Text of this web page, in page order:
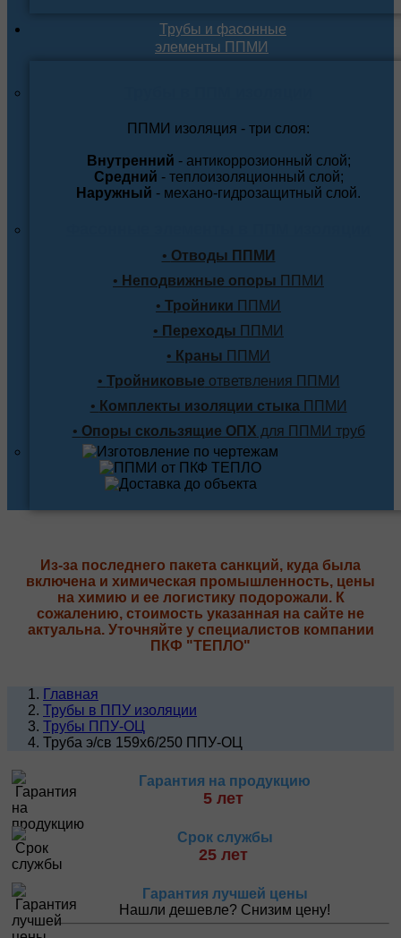
Трубы и фасонные
элементы ППМИ
ППМИ изоляция - три слоя:
Внутренний - антикоррозионный слой;
Средний - теплоизоляционный слой;
Наружный - механо-гидрозащитный слой.
• Отводы ППМИ
• Неподвижные опоры ППМИ
• Тройники ППМИ
• Переходы ППМИ
• Краны ППМИ
• Тройниковые ответвления ППМИ
• Комплекты изоляции стыкаППМИ
• Опоры скользящие ОПХ для ППМИ труб
Из-за последнего пакета санкций, куда была
включена и химическая промышленность, цены
на химию и ее логистику подорожали. К
сожалению, стоимость указанная на сайте не
актуальна. Уточняйте у специалистов компании
ПКФ "ТЕПЛО"
Главная
Трубы в ППУ изоляции
Трубы ППУ-ОЦ
Труба э/св 159х6/250 ППУ-ОЦ
Гарантия на продукцию
5 лет
Срок службы
25 лет
Гарантия лучшей цены
Нашли дешевле? Снизим цену!